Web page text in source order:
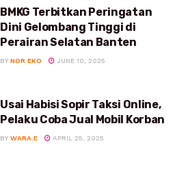
BMKG Terbitkan Peringatan
Dini Gelombang Tinggi di
Perairan Selatan Banten
BY NOR EKO JUNE 10, 2025
Usai Habisi Sopir Taksi Online,
Pelaku Coba Jual Mobil Korban
BY WARA.E APRIL 25, 2025